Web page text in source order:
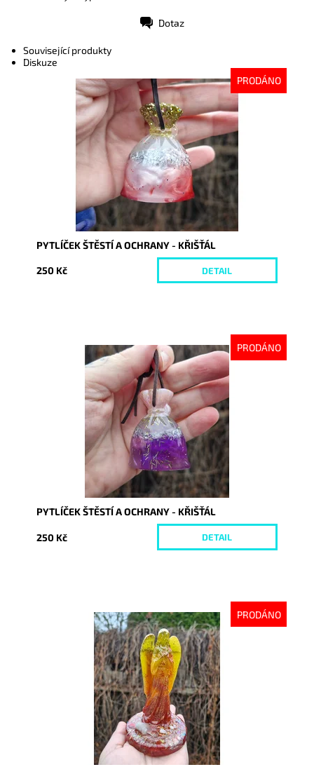
Dotaz
Související produkty
Diskuze
PRODÁNO
Dostupnost:
Vyprodáno
10458
PYTLÍČEK ŠTĚSTÍ A OCHRANY - KŘIŠŤÁL
250 Kč DETAIL
PRODÁNO
Dostupnost:
Vyprodáno
10455
PYTLÍČEK ŠTĚSTÍ A OCHRANY - KŘIŠŤÁL
250 Kč DETAIL
PRODÁNO
Vyprodáno
10419